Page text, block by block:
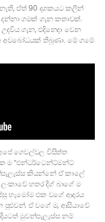
ඒත් 90 දශකයට කලින්
ගමක් ගැන කතාවක්.
ගැන, එදිනෙදා වෙන
අවබෝධයක් තිබුණා. මේ ගමේ
ගෙවල්වල විසිත්ත
ම “එන්ටර්ටෙන්ට්මන්ට්
කියන්නේ ඒ කාලේ
හතර දිග් බාගේ ම
හැමෝම එක වගේ ආදරය
ඒ වගේ ම, ආසියාවේ
මුවන්පැලැස්ස නම්